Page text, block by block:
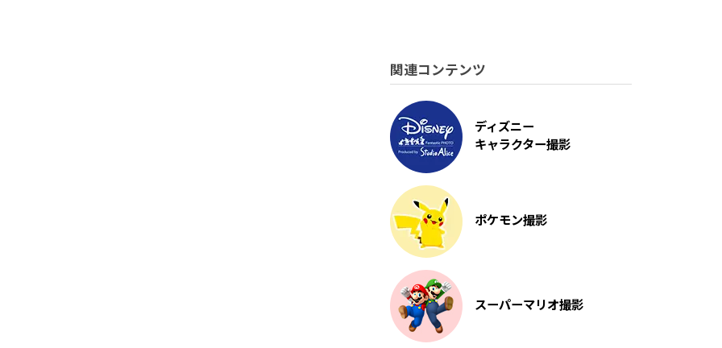
関連コンテンツ
ディズニー
キャラクター撮影
ポケモン撮影
スーパーマリオ撮影